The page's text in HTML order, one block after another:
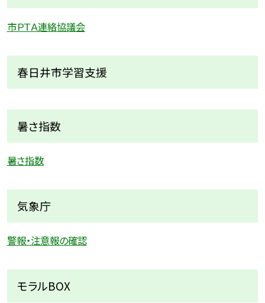
市ＰＴＡ連絡協議会
春日井市学習支援
暑さ指数
暑さ指数
気象庁
警報・注意報の確認
モラルBOX